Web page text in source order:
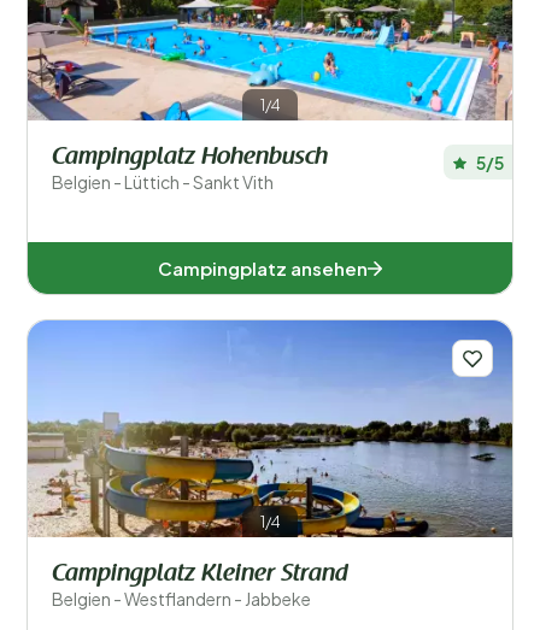
1/4
Campingplatz Hohenbusch
Belgien - Lüttich - Sankt Vith
5/5
Campingplatz ansehen
1/4
Campingplatz Kleiner Strand
Belgien - Westflandern - Jabbeke